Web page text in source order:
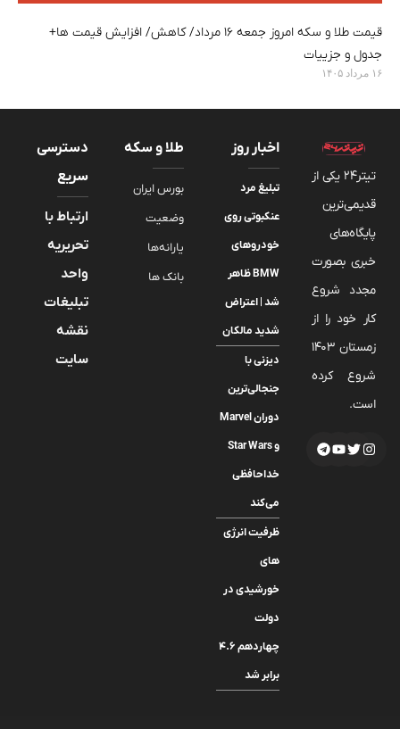
قیمت طلا و سکه امروز جمعه ۱۶ مرداد/ کاهش/ افزایش قیمت ها+
جدول و جزییات
۱۶ مرداد ۱۴۰۵
تیتر24 یکی از
قدیمی‌ترین
پایگاه‌های
خبری بصورت
مجدد شروع
کار خود را از
زمستان 1403
شروع کرده
است.
اخبار روز
تبلیغ مرد
عنکبوتی روی
خودروهای
BMW ظاهر
شد | اعتراض
شدید مالکان
دیزنی با
جنجالی‌ترین
دوران Marvel
و Star Wars
خداحافظی
می‌کند
ظرفیت انرژی
های
خورشیدی در
دولت
چهاردهم ۴.۶
برابر شد
طلا و سکه
بورس ایران
وضعیت
یارانه‌ها
بانک ها
دسترسی
سریع
ارتباط با
تحریریه
واحد
تبلیغات
نقشه
سایت